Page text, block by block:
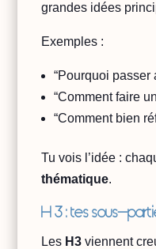
grandes idées
Exemples :
“Pourquoi passer
“Comment faire
“Comment bien
Tu vois l’idée :
thématique.
H 3 : tes sous-
Les H3 viennent